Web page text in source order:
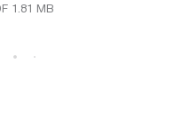
1.81 MB